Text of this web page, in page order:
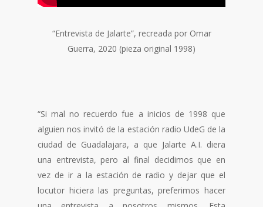
“Entrevista de Jalarte”, recreada por Omar
Guerra, 2020 (pieza original 1998)
“Si mal no recuerdo fue a inicios de 1998 que
alguien nos invitó de la estación radio UdeG de la
ciudad de Guadalajara, a que Jalarte A.I. diera
una entrevista, pero al final decidimos que en
vez de ir a la estación de radio y dejar que el
locutor hiciera las preguntas, preferimos hacer